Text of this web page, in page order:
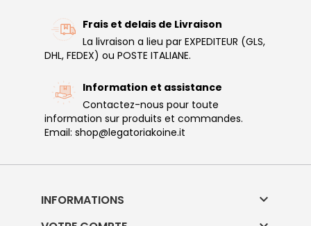
Frais et delais de Livraison
La livraison a lieu par EXPEDITEUR (GLS,
DHL, FEDEX) ou POSTE ITALIANE.
Information et assistance
Contactez-nous pour toute
information sur produits et commandes.
Email: shop@legatoriakoine.it
INFORMATIONS 